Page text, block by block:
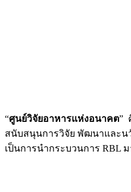
“ศูนย์วิจัยอาหารแห่งอนาคต”
สนับสนุนการวิจัย พัฒนาและน
เป็นการนำกระบวนการ RBL